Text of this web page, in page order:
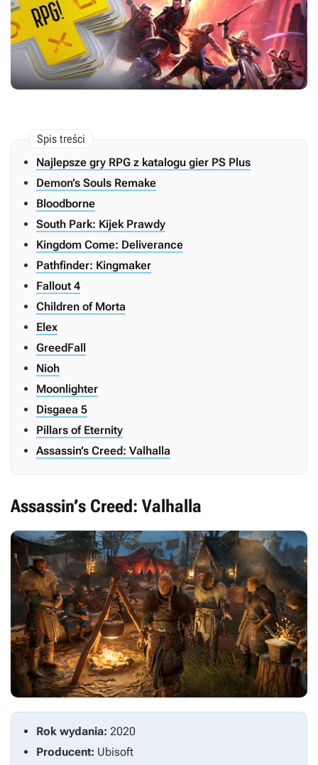
Najlepsze gry RPG z katalogu gier PS Plus
Demon’s Souls Remake
Bloodborne
South Park: Kijek Prawdy
Kingdom Come: Deliverance
Pathfinder: Kingmaker
Fallout 4
Children of Morta
Elex
GreedFall
Nioh
Moonlighter
Disgaea 5
Pillars of Eternity
Assassin’s Creed: Valhalla
Assassin’s Creed: Valhalla
Rok wydania: 2020
Producent: Ubisoft